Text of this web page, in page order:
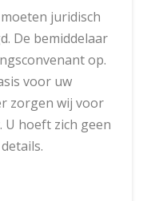
juridisch
De bemiddelaar
op.
voor uw
zorgen wij voor
U hoeft zich geen